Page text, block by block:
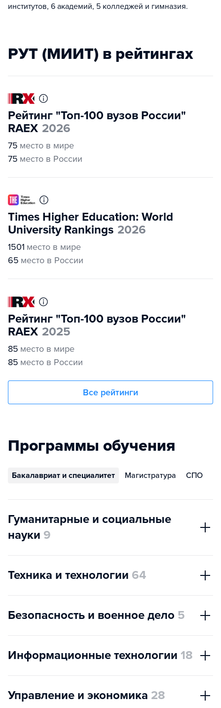
институтов, 6 академий, 5 колледжей и гимназия.
РУТ (МИИТ) в рейтингах
Рейтинг "Топ-100 вузов России"
RAEX 2026
75 место в мире
75 место в России
Times Higher Education: World
University Rankings 2026
1501 место в мире
65 место в России
Рейтинг "Топ-100 вузов России"
RAEX 2025
85 место в мире
85 место в России
Все рейтинги
Программы обучения
Бакалавриат и специалитет Магистратура СПО
Гуманитарные и социальные
науки 9
Техника и технологии 64
Безопасность и военное дело 5
Информационные технологии 18
Управление и экономика 28